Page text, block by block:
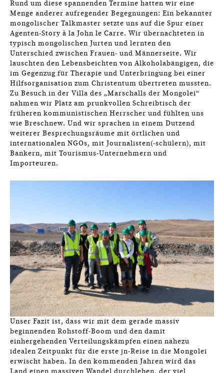
Rund um diese spannenden Termine hatten wir eine
Menge anderer aufregender Begegnungen: Ein bekannter
mongolischer Talkmaster setzte uns auf die Spur einer
Agenten-Story à la John le Carre. Wir übernachteten in
typisch mongolischen Jurten und lernten den
Unterschied zwischen Frauen- und Männerseite. Wir
lauschten den Lebensbeichten von Alkoholabängigen, die
im Gegenzug für Therapie und Unterbringung bei einer
Hilfsorganisation zum Christentum übertreten mussten.
Zu Besuch in der Villa des „Marschalls der Mongolei“
nahmen wir Platz am prunkvollen Schreibtisch der
früheren kommunistischen Herrscher und fühlten uns
wie Breschnew. Und wir sprachen in einem Dutzend
weiterer Besprechungsräume mit örtlichen und
internationalen NGOs, mit Journalisten(-schülern), mit
Bankern, mit Tourismus-Unternehmern und
Importeuren.
Unser Fazit ist, dass wir mit dem gerade massiv
beginnenden Rohstoff-Boom und den damit
einhergehenden Verteilungskämpfen einen nahezu
idealen Zeitpunkt für die erste jn-Reise in die Mongolei
erwischt haben. In den kommenden Jahren wird das